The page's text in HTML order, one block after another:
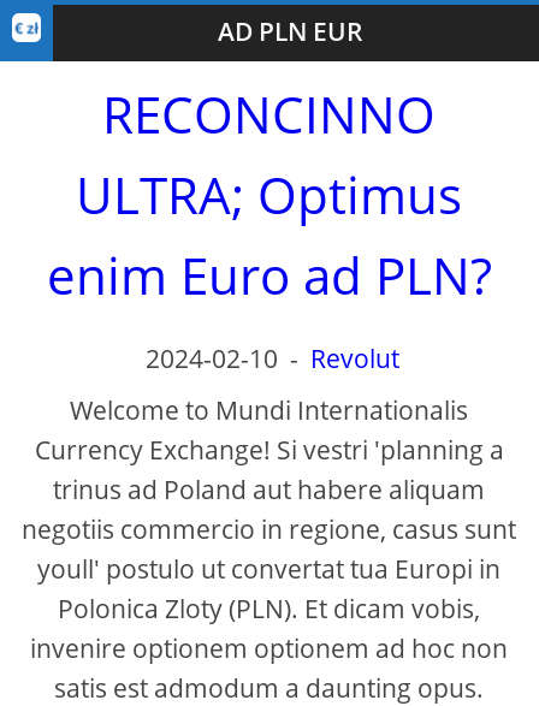
AD PLN EUR
RECONCINNO
ULTRA; Optimus
enim Euro ad PLN?
2024-02-10 - Revolut
Welcome to Mundi Internationalis
Currency Exchange! Si vestri 'planning a
trinus ad Poland aut habere aliquam
negotiis commercio in regione, casus sunt
youll' postulo ut convertat tua Europi in
Polonica Zloty (PLN). Et dicam vobis,
invenire optionem optionem ad hoc non
satis est admodum a daunting opus.